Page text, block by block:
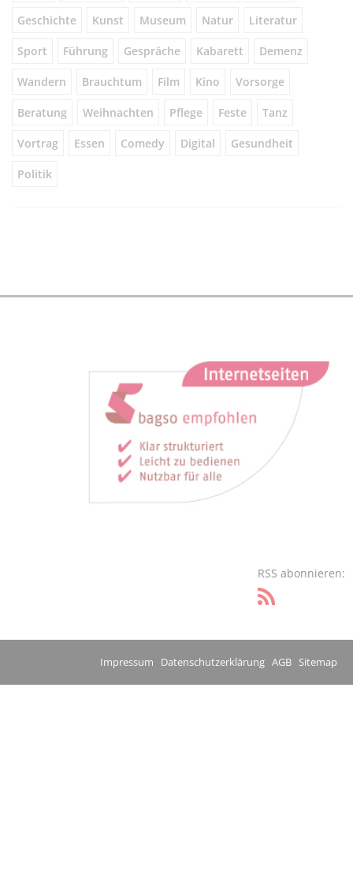
Geschichte Kunst Museum Natur Literatur
Sport Führung Gespräche Kabarett Demenz
Wandern Brauchtum Film Kino Vorsorge
Beratung Weihnachten Pflege Feste Tanz
Vortrag Essen Comedy Digital Gesundheit
Politik
RSS abonnieren:
Impressum Datenschutzerklärung AGB Sitemap